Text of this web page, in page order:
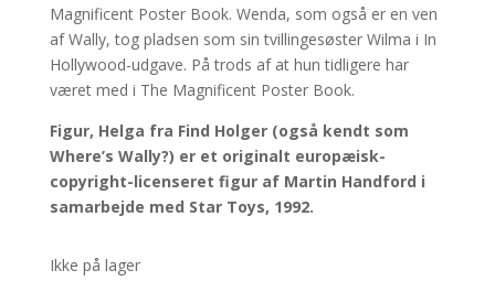
Magnificent Poster Book. Wenda, som også er en ven
af ​​Wally, tog pladsen som sin tvillingesøster Wilma i In
Hollywood-udgave. På trods af at hun tidligere har
været med i The Magnificent Poster Book.
Figur, Helga fra Find Holger (også kendt som
Where’s Wally?) er et originalt europæisk-
copyright-licenseret figur af Martin Handford i
samarbejde med Star Toys, 1992.
Ikke på lager